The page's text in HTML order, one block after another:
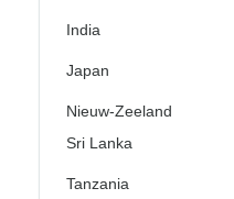
India
Japan
Nieuw-Zeeland
Sri Lanka
Tanzania